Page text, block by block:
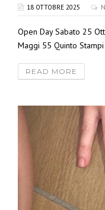
18 OTTOBRE 2025
Open Day Sabato 25
Maggi 55 Quinto
READ MORE